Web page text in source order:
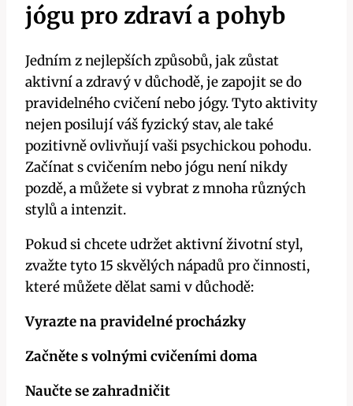
jógu pro zdraví a pohyb
Jedním z nejlepších způsobů, jak zůstat
aktivní a zdravý v důchodě, je zapojit se do
pravidelného cvičení nebo jógy. Tyto aktivity
nejen posilují váš fyzický stav, ale také
pozitivně ovlivňují vaši psychickou pohodu.
Začínat s cvičením nebo jógu není nikdy
pozdě, a můžete si vybrat z mnoha různých
stylů a intenzit.
Pokud si chcete udržet aktivní životní styl,
zvažte tyto 15 skvělých nápadů pro činnosti,
které můžete dělat sami v důchodě:
Vyrazte na pravidelné procházky
Začněte s volnými cvičeními doma
Naučte se zahradničit